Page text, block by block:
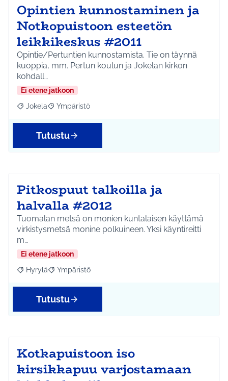
Opintien kunnostaminen ja
Notkopuistoon esteetön
leikkikeskus #2011
Opintie/Pertuntien kunnostamista. Tie on täynnä
kuoppia, mm. Pertun koulun ja Jokelan kirkon
kohdall…
Ei etene jatkoon
Rajaa tulokset aihepiirin mukaan: Jokela
Jokela Rajaa tulokset teeman mukaan: Ympäristö
Ympäristö
Tutustu
Pitkospuut talkoilla ja
halvalla #2012
Tuomalan metsä on monien kuntalaisen käyttämä
virkistysmetsä monine polkuineen. Yksi käyntireitti
m…
Ei etene jatkoon
Rajaa tulokset aihepiirin mukaan: Hyrylä
Hyrylä Rajaa tulokset teeman mukaan: Ympäristö
Ympäristö
Tutustu
Kotkapuistoon iso
kirsikkapuu varjostamaan